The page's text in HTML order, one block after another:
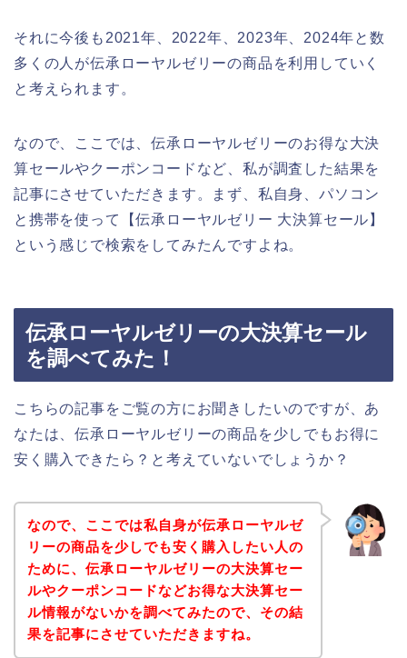
それに今後も2021年、2022年、2023年、2024年と数
多くの人が伝承ローヤルゼリーの商品を利用していく
と考えられます。
なので、ここでは、伝承ローヤルゼリーのお得な大決
算セールやクーポンコードなど、私が調査した結果を
記事にさせていただきます。まず、私自身、パソコン
と携帯を使って【伝承ローヤルゼリー 大決算セール】
という感じで検索をしてみたんですよね。
伝承ローヤルゼリーの大決算セール
を調べてみた！
こちらの記事をご覧の方にお聞きしたいのですが、あ
なたは、伝承ローヤルゼリーの商品を少しでもお得に
安く購入できたら？と考えていないでしょうか？
なので、ここでは私自身が伝承ローヤルゼ
リーの商品を少しでも安く購入したい人の
ために、伝承ローヤルゼリーの大決算セー
ルやクーポンコードなどお得な大決算セー
ル情報がないかを調べてみたので、その結
果を記事にさせていただきますね。